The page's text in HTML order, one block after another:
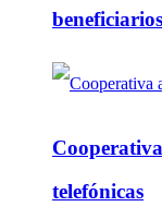
telefónicas